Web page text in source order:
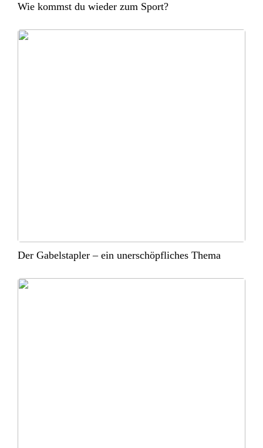
Wie kommst du wieder zum Sport?
Der Gabelstapler – ein unerschöpfliches Thema